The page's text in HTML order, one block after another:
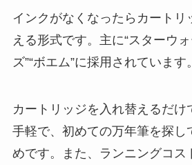
インクがなくなったらカートリ
える形式です。主に“スターウ
ズ”“ボエム”に採用されています。
カートリッジを入れ替えるだけ
手軽で、 初めての万年筆を探し
めです。また、ランニングコス